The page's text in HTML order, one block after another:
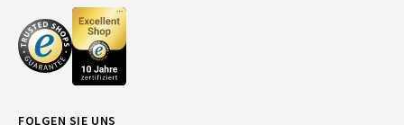
FOLGEN SIE UNS